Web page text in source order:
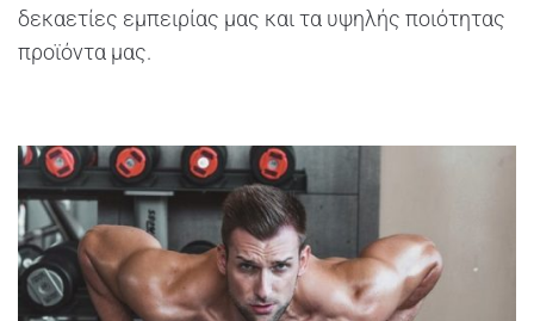
δεκαετίες εμπειρίας μας και τα υψηλής ποιότητας
προϊόντα μας.